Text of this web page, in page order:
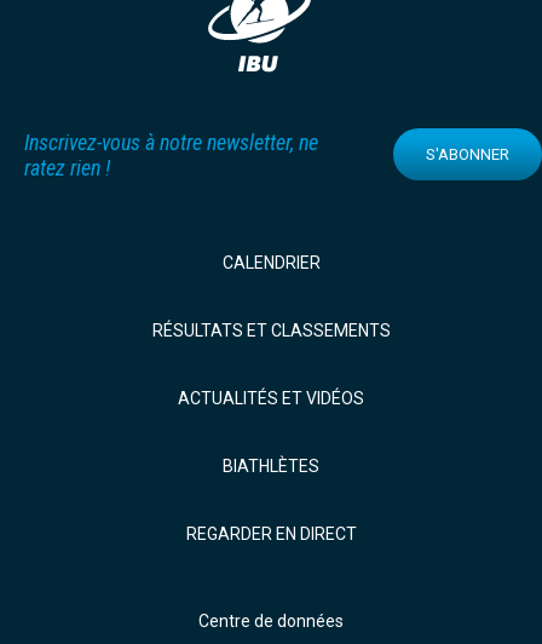
Inscrivez-vous à notre newsletter, ne
ratez rien !
S'ABONNER
CALENDRIER
RÉSULTATS ET CLASSEMENTS
ACTUALITÉS ET VIDÉOS
BIATHLÈTES
REGARDER EN DIRECT
Centre de données